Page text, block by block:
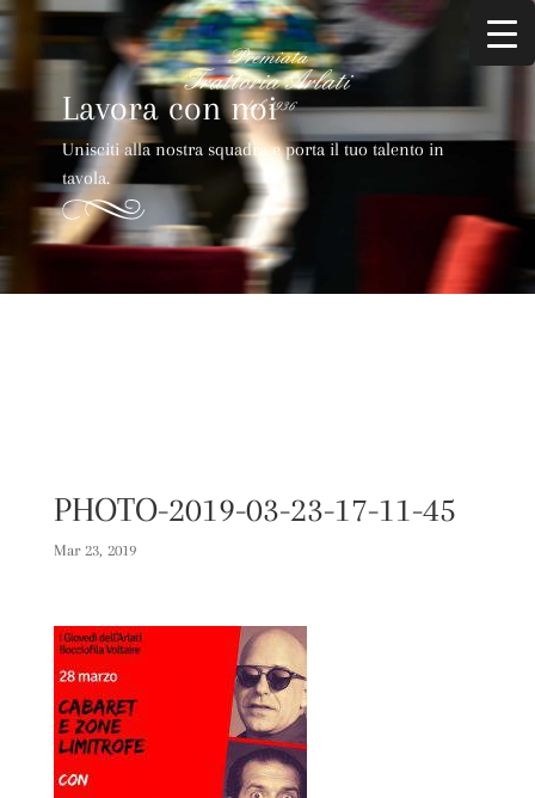
Lavora con noi
Unisciti alla nostra squadra e porta il tuo talento in
tavola.
PHOTO-2019-03-23-17-11-45
Mar 23, 2019